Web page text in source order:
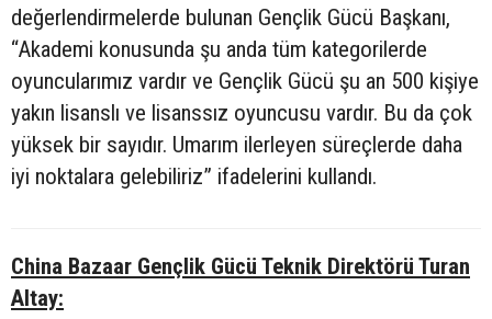
değerlendirmelerde bulunan Gençlik Gücü Başkanı,
“Akademi konusunda şu anda tüm kategorilerde
oyuncularımız vardır ve Gençlik Gücü şu an 500 kişiye
yakın lisanslı ve lisanssız oyuncusu vardır. Bu da çok
yüksek bir sayıdır. Umarım ilerleyen süreçlerde daha
iyi noktalara gelebiliriz” ifadelerini kullandı.
China Bazaar Gençlik Gücü Teknik Direktörü Turan
Altay: